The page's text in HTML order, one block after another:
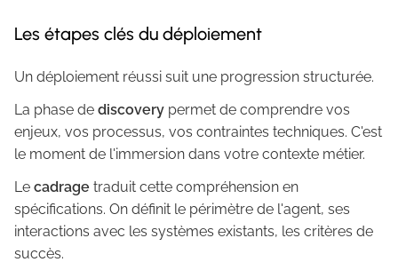
Les étapes clés du déploiement
Un déploiement réussi suit une progression structurée.
La phase de discovery permet de comprendre vos
enjeux, vos processus, vos contraintes techniques. C'est
le moment de l'immersion dans votre contexte métier.
Le cadrage traduit cette compréhension en
spécifications. On définit le périmètre de l'agent, ses
interactions avec les systèmes existants, les critères de
succès.